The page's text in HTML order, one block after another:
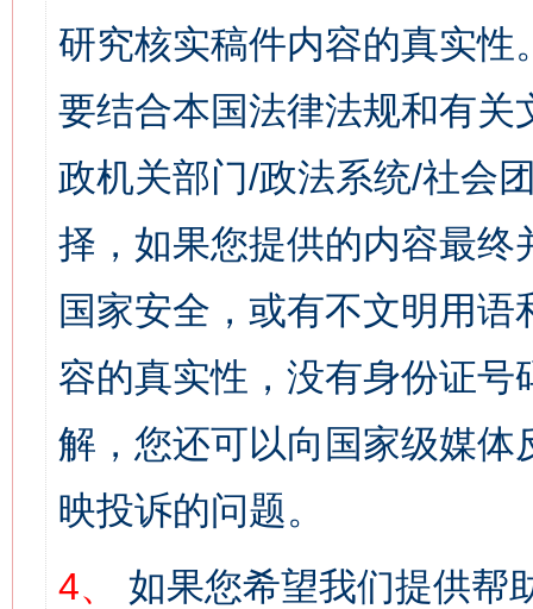
研究核实稿件内容的真实
要结合本国法律法规和有关
政机关部门/政法系统/社会
择，如果您提供的内容最
国家安全，或有不文明用
容的真实性，没有身份证
解，您还可以向国家级媒
映投诉的问题。
4、
如果您希望我们提供帮